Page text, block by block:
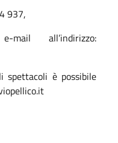
937,
all’indirizzo:
spettacoli è possibile